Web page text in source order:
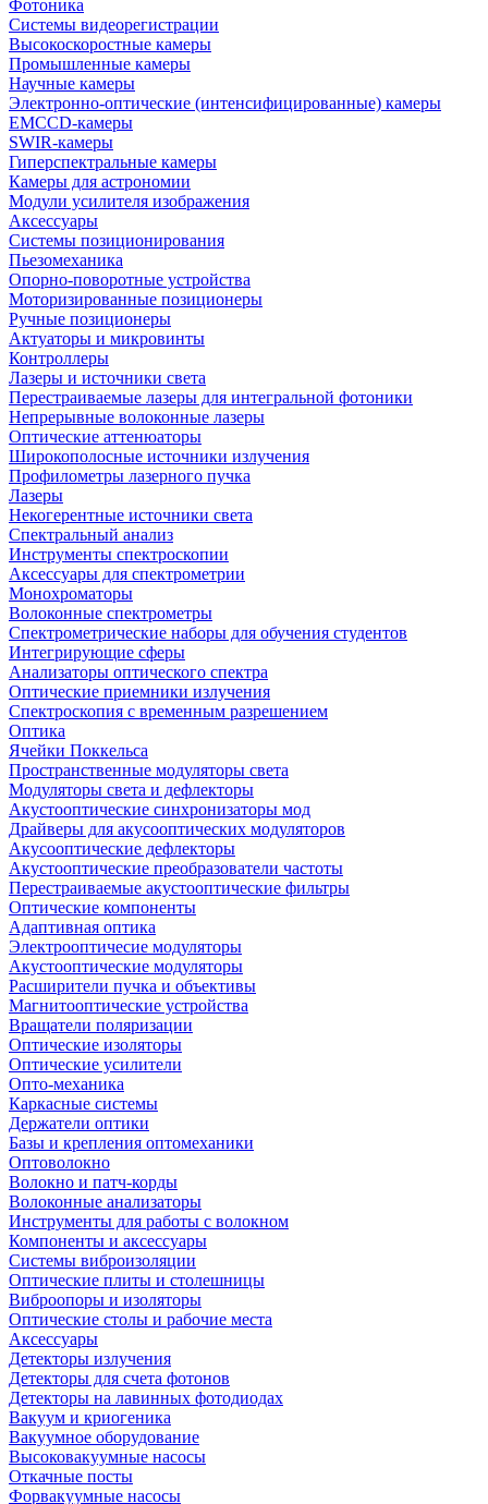
Фотоника
Cистемы видеорегистрации
Высокоскоростные камеры
Промышленные камеры
Научные камеры
Электронно-оптические (интенсифицированные) камеры
EMCCD-камеры
SWIR-камеры
Гиперспектральные камеры
Камеры для астрономии
Модули усилителя изображения
Аксессуары
Системы позиционирования
Пьезомеханика
Опорно-поворотные устройства
Моторизированные позиционеры
Ручные позиционеры
Актуаторы и микровинты
Контроллеры
Лазеры и источники света
Перестраиваемые лазеры для интегральной фотоники
Непрерывные волоконные лазеры
Оптические аттенюаторы
Широкополосные источники излучения
Профилометры лазерного пучка
Лазеры
Некогерентные источники света
Спектральный анализ
Инструменты спектроскопии
Аксессуары для спектрометрии
Монохроматоры
Волоконные спектрометры
Спектрометрические наборы для обучения студентов
Интегрирующие сферы
Анализаторы оптического спектра
Оптические приемники излучения
Спектроскопия с временным разрешением
Оптика
Ячейки Поккельса
Пространственные модуляторы света
Модуляторы света и дефлекторы
Акустооптические синхронизаторы мод
Драйверы для акусооптических модуляторов
Акусооптические дефлекторы
Акустооптические преобразователи частоты
Перестраиваемые акустооптические фильтры
Оптические компоненты
Адаптивная оптика
Электрооптичесие модуляторы
Акустооптические модуляторы
Расширители пучка и объективы
Магнитооптические устройства
Вращатели поляризации
Оптические изоляторы
Оптические усилители
Опто-механика
Каркасные системы
Держатели оптики
Базы и крепления оптомеханики
Оптоволокно
Волокно и патч-корды
Волоконные анализаторы
Инструменты для работы с волокном
Компоненты и аксессуары
Системы виброизоляции
Оптические плиты и столешницы
Виброопоры и изоляторы
Оптические столы и рабочие места
Аксессуары
Детекторы излучения
Детекторы для счета фотонов
Детекторы на лавинных фотодиодах
Вакуум и криогеника
Вакуумное оборудование
Высоковакуумные насосы
Откачные посты
Форвакуумные насосы